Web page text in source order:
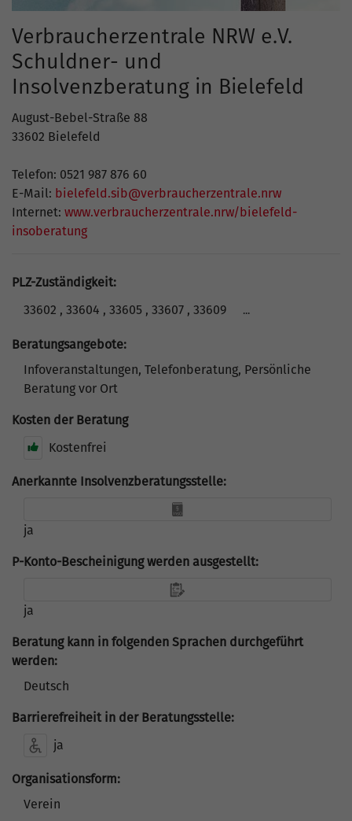
Verbraucherzentrale NRW e.V.
Schuldner- und
Insolvenzberatung in Bielefeld
August-Bebel-Straße 88
33602 Bielefeld
Telefon: 0521 987 876 60
E-Mail: bielefeld.sib@verbraucherzentrale.nrw
Internet: www.verbraucherzentrale.nrw/bielefeld-
insoberatung
PLZ-Zuständigkeit:
33602 , 33604 , 33605 , 33607 , 33609
...
Beratungsangebote:
Infoveranstaltungen, Telefonberatung, Persönliche
Beratung vor Ort
Kosten der Beratung
Kostenfrei
Anerkannte Insolvenzberatungsstelle:
ja
P-Konto-Bescheinigung werden ausgestellt:
ja
Beratung kann in folgenden Sprachen durchgeführt
werden:
Deutsch
Barrierefreiheit in der Beratungsstelle:
ja
Organisationsform:
Verein